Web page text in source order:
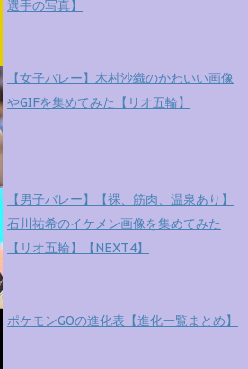
選手の写真】
【女子バレー】木村沙織のかわいい画像
やGIFを集めてみた【リオ五輪】
【男子バレー】【裸、筋肉、温泉あり】
石川祐希のイケメン画像を集めてみた
【リオ五輪】【NEXT4】
ポケモンGOの進化表【進化一覧まとめ】